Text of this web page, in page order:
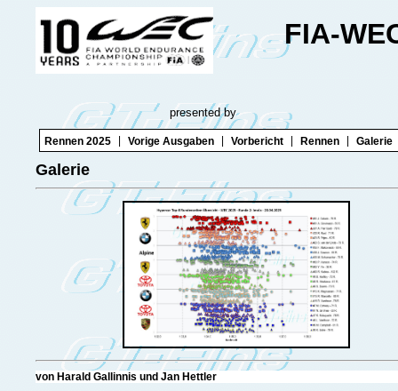
FIA-
presented by
Rennen 2025 Vorige Ausgaben Vorbericht Rennen Galerie
Galerie
von Harald Gallinnis und Jan